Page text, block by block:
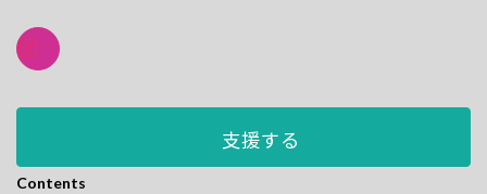
支援する
Contents